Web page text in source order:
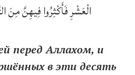
الْعَشْرِ فَأَكْثِرُوا فِيهِنَّ مِنَ
перед Аллахом, и
в эти десять